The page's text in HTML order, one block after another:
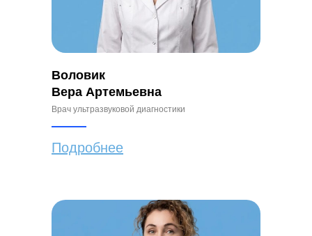
Воловик
Вера Артемьевна
Врач ультразвуковой диагностики
Подробнее